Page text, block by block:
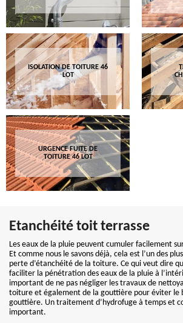
ISOLATION DE TOITURE 46
LOT
URGENCE FUITE DE
TOITURE 46 LOT
Etanchéité toit terrasse
Les eaux de la pluie peuvent cumuler facilement
Et comme nous le savons déjà, cela est l’un des
perte d’étanchéité de la toiture. Ce qui veut dire
faciliter la pénétration des eaux de la pluie à
important de ne pas négliger les travaux de
toiture et également de la gouttière pour éviter le
gouttière. Un traitement d’hydrofuge à temps et
important.